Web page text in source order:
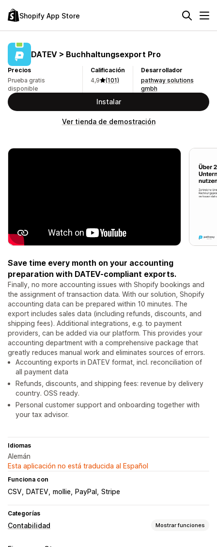
Shopify App Store
DATEV > Buchhaltungsexport Pro
Precios
Prueba gratis
disponible
Calificación
4,9
(101)
Desarrollador
pathway solutions
gmbh
Instalar
Ver tienda de demostración
Save time every month on your accounting
preparation with DATEV-compliant exports.
Finally, no more accounting issues with Shopify bookings and
the assignment of transaction data. With our solution, Shopify
accounting data can be prepared within 10 minutes. The
export includes sales data (including refunds, discounts, and
shipping fees). Additional integrations, e.g. to payment
providers, can be added via our platform. This provides your
accounting department with a comprehensive package that
greatly reduces manual work and eliminates sources of errors.
Accounting exports in DATEV format, incl. reconciliation of
all payment data
Refunds, discounts, and shipping fees: revenue by delivery
country. OSS ready.
Personal customer support and onboarding together with
your tax advisor.
Idiomas
Alemán
Esta aplicación no está traducida al Español
Funciona con
CSV DATEV mollie PayPal Stripe
Categorías
Contabilidad Mostrar funciones